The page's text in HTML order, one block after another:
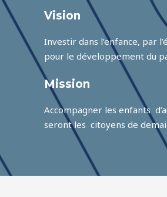
Vision
Investir dans l’enfance, par
pour le développement du
Mission
Accompagner les enfants
seront les citoyens de